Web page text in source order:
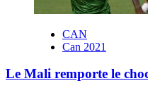
CAN
Can 2021
Le Mali remporte le